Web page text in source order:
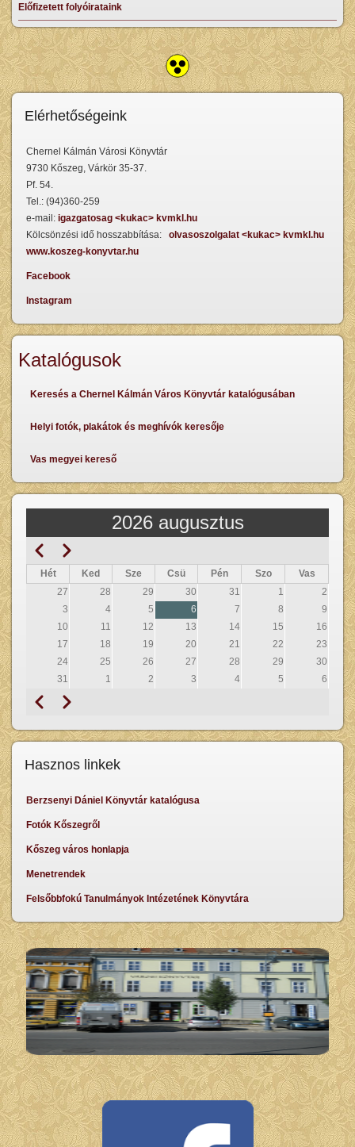
Előfizetett folyóirataink
Elérhetőségeink
Chernel Kálmán Városi Könyvtár
9730 Kőszeg, Várkör 35-37.
Pf. 54.
Tel.: (94)360-259
e-mail: igazgatosag <kukac> kvmkl.hu
Kölcsönzési idő hosszabbítása: olvasoszolgalat <kukac> kvmkl.hu
www.koszeg-konyvtar.hu
Facebook
Instagram
Katalógusok
Keresés a Chernel Kálmán Város Könyvtár katalógusában
Helyi fotók, plakátok és meghívók keresője
Vas megyei kereső
2026 augusztus
Oldalszámozás
Előző Következő
Hét Ked Sze Csü Pén Szo
Vas
27
28 29 30 31 1
2
3
4 5 6 7 8
9
10
11 12 13 14 15
16
17
18 19 20 21 22
23
24
25 26 27 28 29
30
31
1 2 3 4 5 6
Oldalszámozás
Előző Következő
Hasznos linkek
Berzsenyi Dániel Könyvtár katalógusa
Fotók Kőszegről
Kőszeg város honlapja
Menetrendek
Felsőbbfokú Tanulmányok Intézetének Könyvtára